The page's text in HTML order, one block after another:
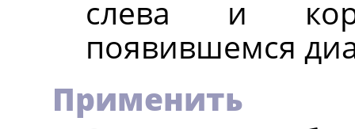
слева и
появившемся
Применить